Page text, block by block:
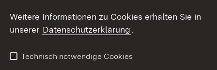
X / Twitter
Youtube
Weitere Informationen zu Cookies erhalten Sie in
unserer Datenschutzerklärung.
Technisch notwendige Cookies